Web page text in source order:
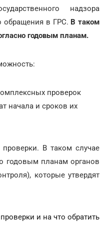
надзора
обращения в ГРС. В таком
годовым планам.
проверок
начала и сроков их
В таком случае
годовым планам органов
которые утвердят
и на что обратить